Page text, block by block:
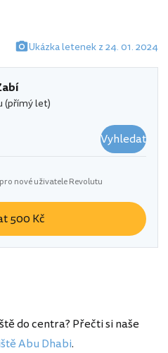
Ukázka letenek z 24. 01. 2024
(přímý let)
Vyhledat
nové uživatele Revolutu
500 Kč
do centra? Přečti si naše
Abu Dhabi.